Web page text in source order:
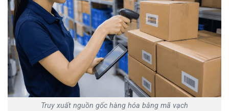
Truy xuất nguồn gốc hàng hóa bằng mã vạch